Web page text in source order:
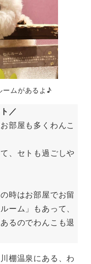
ームがあるよ♪
／
部屋も多くわんこ
、セトも過ごしや
時はお部屋でお留
ーム」もあって、
るのでわんこも退
棚温泉にある、わ